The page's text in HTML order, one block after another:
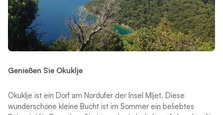
Genießen Sie Okuklje
Okuklje ist ein Dorf am Nordufer der Insel Mljet. Diese
wunderschöne kleine Bucht ist im Sommer ein beliebtes